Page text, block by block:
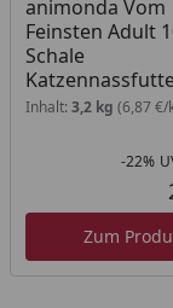
animonda Vom
Feinsten Adult
Schale
Inhalt: 3,2 kg (6,87 €/
-22%
Zum